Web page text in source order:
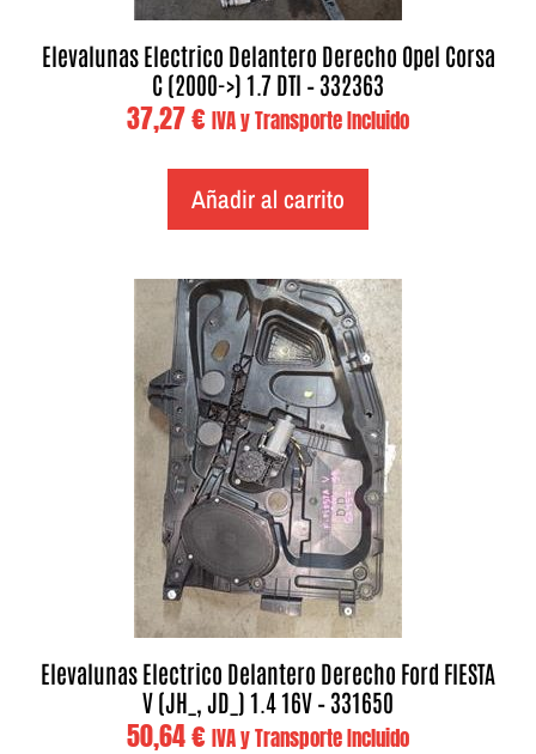
Elevalunas Electrico Delantero Derecho Opel Corsa
C (2000->) 1.7 DTI – 332363
37,27€ IVA y Transporte Incluido
Añadir al carrito
Elevalunas Electrico Delantero Derecho Ford FIESTA
V (JH_, JD_) 1.4 16V – 331650
50,64€ IVA y Transporte Incluido